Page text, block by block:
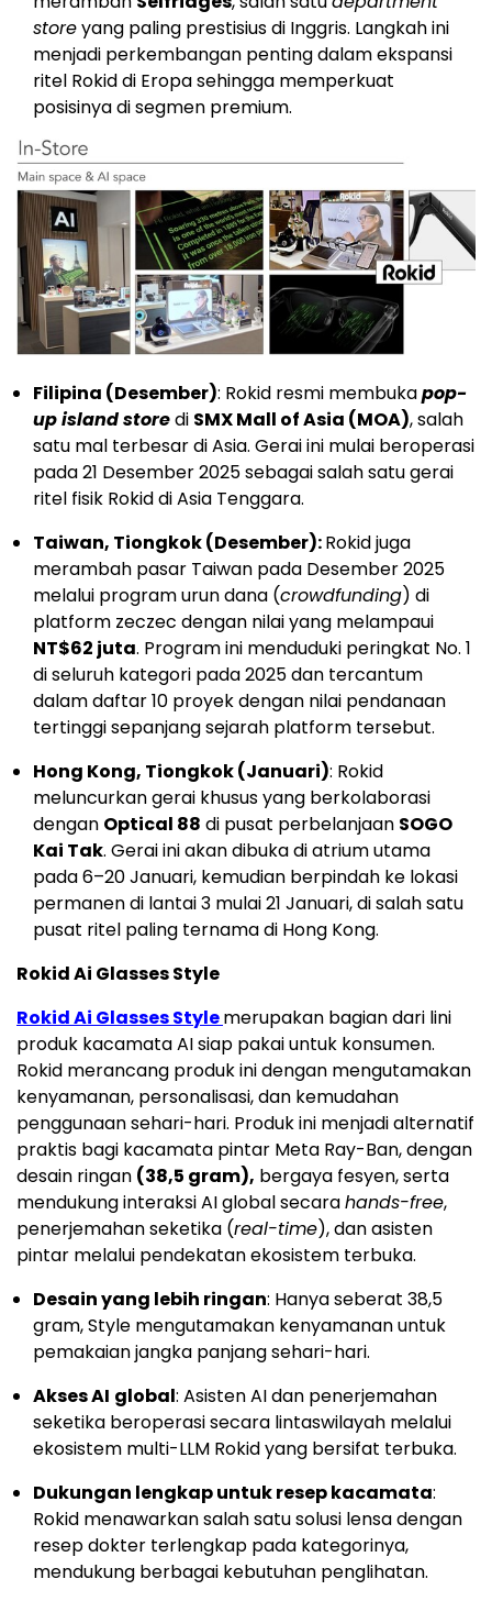
storeyang paling prestisius di Inggris. Langkah ini
menjadi perkembangan penting dalam ekspansi
ritel Rokid di Eropa sehingga memperkuat
posisinya di segmen premium.
Filipina (Desember): Rokid resmi membukapop-
up island storedi SMX Mall of Asia (MOA), salah
satu mal terbesar di Asia. Gerai ini mulai beroperasi
pada 21 Desember 2025 sebagai salah satu gerai
ritel fisik Rokid di Asia Tenggara.
Taiwan, Tiongkok (Desember):Rokid juga
merambah pasar Taiwan pada Desember 2025
melalui program urun dana (crowdfunding) di
platform zeczec dengan nilai yang melampaui
NT$62 juta. Program ini menduduki peringkat No. 1
di seluruh kategori pada 2025 dan tercantum
dalam daftar 10 proyek dengan nilai pendanaan
tertinggi sepanjang sejarah platform tersebut.
Hong Kong, Tiongkok (Januari): Rokid
meluncurkan gerai khusus yang berkolaborasi
dengan Optical 88 di pusat perbelanjaan SOGO
Kai Tak. Gerai ini akan dibuka di atrium utama
pada 6–20 Januari, kemudian berpindah ke lokasi
permanen di lantai 3 mulai 21 Januari, di salah satu
pusat ritel paling ternama di Hong Kong.
Rokid Ai Glasses Style
Rokid Ai Glasses Stylemerupakan bagian dari lini
produk kacamata AI siap pakai untuk konsumen.
Rokid merancang produk ini dengan mengutamakan
kenyamanan, personalisasi, dan kemudahan
penggunaan sehari-hari. Produk ini menjadi alternatif
praktis bagi kacamata pintar Meta Ray-Ban, dengan
desain ringan (38,5 gram), bergaya fesyen, serta
mendukung interaksi AI global secarahands-free,
penerjemahan seketika (real-time), dan asisten
pintar melalui pendekatan ekosistem terbuka.
Desain yang lebih ringan: Hanya seberat 38,5
gram, Style mengutamakan kenyamanan untuk
pemakaian jangka panjang sehari-hari.
Akses AI global: Asisten AI dan penerjemahan
seketika beroperasi secara lintaswilayah melalui
ekosistem multi-LLM Rokid yang bersifat terbuka.
Dukungan lengkap untuk resep kacamata:
Rokid menawarkan salah satu solusi lensa dengan
resep dokter terlengkap pada kategorinya,
mendukung berbagai kebutuhan penglihatan.